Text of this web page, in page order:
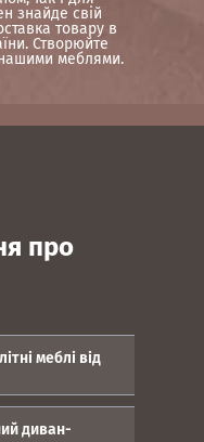
знайде свій
товару в
Створюйте
меблями.
про
меблі від
але
диван-